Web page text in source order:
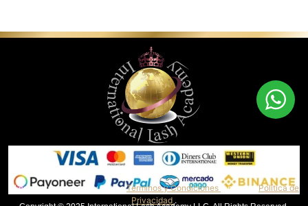
Al continuar, aceptas nuestrosTérminos y Condiciones y nuestraPolítica de
Privacidad .